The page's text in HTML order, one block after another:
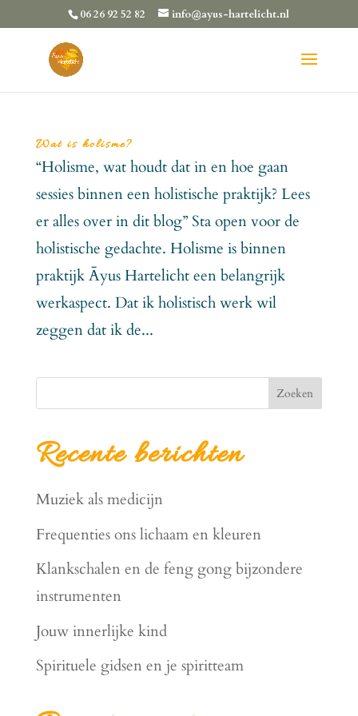
06 26 92 52 82 info@ayus-hartelicht.nl
Wat is holisme?
“Holisme, wat houdt dat in en hoe gaan
sessies binnen een holistische praktijk? Lees
er alles over in dit blog” Sta open voor de
holistische gedachte. Holisme is binnen
praktijk Āyus Hartelicht een belangrijk
werkaspect. Dat ik holistisch werk wil
zeggen dat ik de...
Zoeken
Recente berichten
Muziek als medicijn
Frequenties ons lichaam en kleuren
Klankschalen en de feng gong bijzondere
instrumenten
Jouw innerlijke kind
Spirituele gidsen en je spiritteam